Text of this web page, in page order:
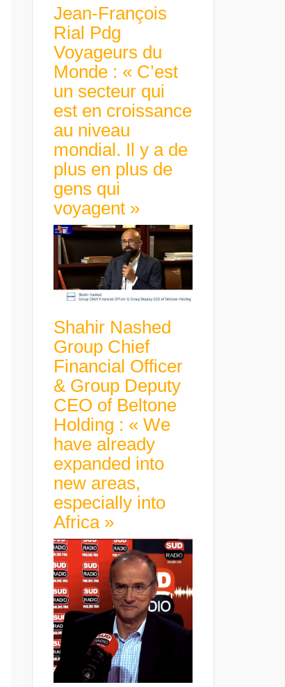
Jean-François
Rial Pdg
Voyageurs du
Monde : « C’est
un secteur qui
est en croissance
au niveau
mondial. Il y a de
plus en plus de
gens qui
voyagent »
Shahir Nashed
Group Chief
Financial Officer
& Group Deputy
CEO of Beltone
Holding : « We
have already
expanded into
new areas,
especially into
Africa »